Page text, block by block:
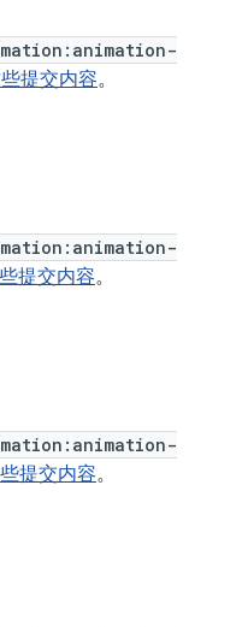
提交内容。
提交内容。
提交内容。